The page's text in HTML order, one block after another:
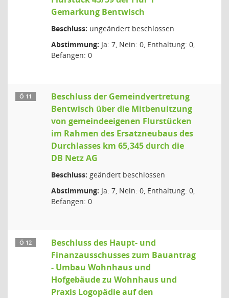
Gemarkung Bentwisch
Beschluss: ungeändert beschlossen
Abstimmung: Ja: 7, Nein: 0, Enthaltung: 0,
Befangen: 0
Ö 11
Beschluss der Gemeindvertretung
Bentwisch über die Mitbenuitzung
von gemeindeeigenen Flurstücken
im Rahmen des Ersatzneubaus des
Durchlasses km 65,345 durch die
DB Netz AG
Beschluss: geändert beschlossen
Abstimmung: Ja: 7, Nein: 0, Enthaltung: 0,
Befangen: 0
Ö 12
Beschluss des Haupt- und
Finanzausschusses zum Bauantrag
- Umbau Wohnhaus und
Hofgebäude zu Wohnhaus und
Praxis Logopädie auf den